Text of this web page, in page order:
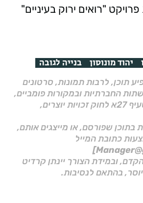
"רואים ירוק בעיניים"
יהוד מונוסון בנייה לגובה
תוכן, לרבות תמונות, סרטונים
החברתיות ובמקורות פומביים,
בהתאם להוראות סעיף 27א לחוק זכויות יוצרים,
בתוכן שפורסם, או מייצגים אותם,
כתובת המייל
ובמידת הצורך יינתן קרדיט
בהתאם לנסיבות.